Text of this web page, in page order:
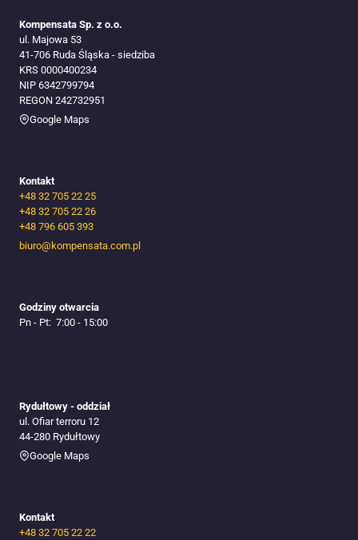
Kompensata Sp. z o.o.
ul. Majowa 53
41-706 Ruda Śląska​ - siedziba
KRS 0000400234
NIP 6342799794
REGON 242732951
Google Maps
Kontakt
+48 32 705 22 25
+48 32 705 22 26
+48 796 605 393
biuro@kompensata.com.pl
Godziny otwarcia
Pn - Pt: 7:00 - 15:00
Rydułtowy - oddział
ul. Ofiar terroru 12
44-280 Rydułtowy
Google Maps
Kontakt
+48 32 705 22 22